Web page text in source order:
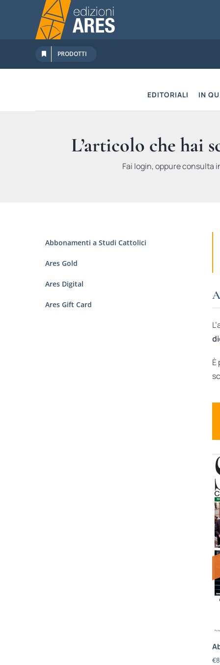
contenuto
PRODOTTI
EDITORIALI IN
L’articolo che hai
Fai login, oppure consulta
È
€
Abbonamenti a Studi Cattolici
Ares Gold
Ares Digital
Ares Gift Card